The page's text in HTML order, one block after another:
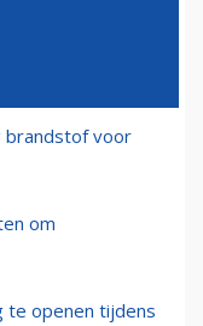
Europese
brandstof voor
om
te openen tijdens